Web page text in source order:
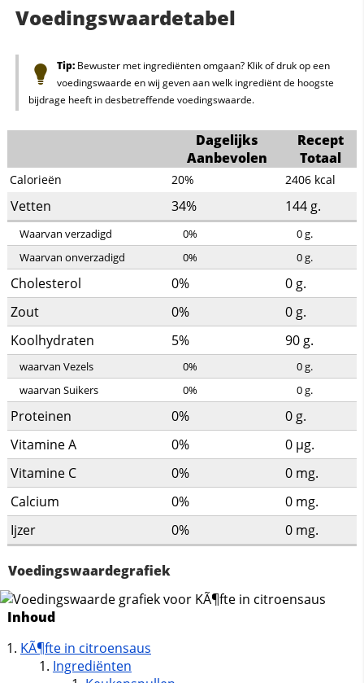
Voedingswaardetabel
Tip:Bewuster met ingrediënten omgaan? Klik of druk op een
voedingswaarde en wij geven aan welk ingrediënt de hoogste
bijdrage heeft in desbetreffende voedingswaarde.
Dagelijks
Aanbevolen
Recept
Totaal
Calorieën 20% 2406 kcal
Vetten 34% 144 g.
Waarvan verzadigd 0% 0g.
Waarvan onverzadigd
0% 0g.
Cholesterol 0% 0 g.
Zout
0% 0 g.
Koolhydraten
5% 90 g.
waarvan Vezels 0% 0g.
waarvan Suikers
0% 0g.
Proteinen 0% 0 g.
Vitamine A
0% 0 µg.
Vitamine C
0% 0 mg.
Calcium
0% 0 mg.
Ijzer
0% 0 mg.
Voedingswaardegrafiek
Inhoud
KÃ¶fte in citroensaus
Ingrediënten